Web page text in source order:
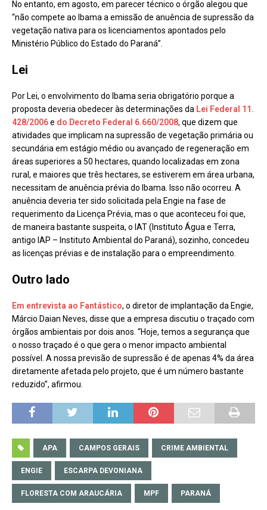
No entanto, em agosto, em parecer técnico o órgão alegou que
“não compete ao Ibama a emissão de anuência de supressão da
vegetação nativa para os licenciamentos apontados pelo
Ministério Público do Estado do Paraná”.
Lei
Por Lei, o envolvimento do Ibama seria obrigatório porque a
proposta deveria obedecer às determinações da Lei Federal 11.
428/2006e do Decreto Federal 6.660/2008, que dizem que
atividades que implicam na supressão de vegetação primária ou
secundária em estágio médio ou avançado de regeneração em
áreas superiores a 50 hectares, quando localizadas em zona
rural, e maiores que três hectares, se estiverem em área urbana,
necessitam de anuência prévia do Ibama. Isso não ocorreu. A
anuência deveria ter sido solicitada pela Engie na fase de
requerimento da Licença Prévia, mas o que aconteceu foi que,
de maneira bastante suspeita, o IAT (Instituto Água e Terra,
antigo IAP – Instituto Ambiental do Paraná), sozinho, concedeu
as licenças prévias e de instalação para o empreendimento.
Outro lado
Em entrevista ao Fantástico, o diretor de implantação da Engie,
Márcio Daian Neves, disse que a empresa discutiu o traçado com
órgãos ambientais por dois anos. “Hoje, temos a segurança que
o nosso traçado é o que gera o menor impacto ambiental
possível. A nossa previsão de supressão é de apenas 4% da área
diretamente afetada pelo projeto, que é um número bastante
reduzido”, afirmou.
APA CAMPOS GERAIS CRIME AMBIENTAL
ENGIE ESCARPA DEVONIANA
FLORESTA COM ARAUCÁRIA MPF PARANÁ